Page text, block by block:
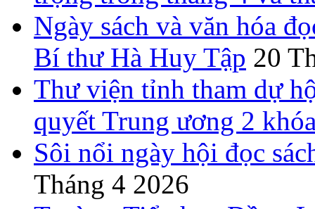
Ngày sách và văn hóa
Bí thư Hà Huy Tập 20
Thư viện tỉnh tham dự
quyết Trung ương 2
Sôi nổi ngày hội đọc
Tháng 4 2026